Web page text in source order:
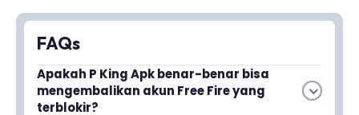
FAQs
Apakah P King Apk benar-benar bisa
mengembalikan akun Free Fire yang
terblokir?